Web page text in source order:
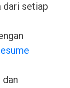
dari setiap
dan